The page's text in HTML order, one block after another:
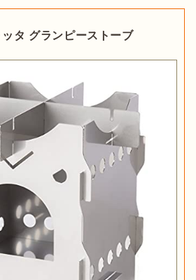
タ グランピーストーブ